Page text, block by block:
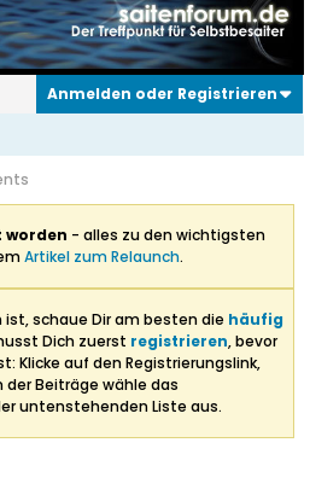
Anmelden oder Registrieren
worden - alles zu den wichtigsten
Artikel zum Relaunch.
ist, schaue Dir am besten die häufig
Dich zuerst registrieren, bevor
Klicke auf den Registrierungslink,
Beiträge wähle das
untenstehenden Liste aus.